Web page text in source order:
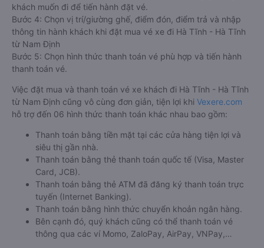
khách muốn đi để tiến hành đặt vé.
Bước 4: Chọn vị trí/giường ghế, điểm đón, điểm trả và nhập
thông tin hành khách khi đặt mua vé xe đi Hà Tĩnh - Hà Tĩnh
từ Nam Định
Bước 5: Chọn hình thức thanh toán vé phù hợp và tiến hành
thanh toán vé.
Việc đặt mua và thanh toán vé xe khách đi Hà Tĩnh - Hà Tĩnh
từ Nam Định cũng vô cùng đơn giản, tiện lợi khi Vexere.com
hỗ trợ đến 06 hình thức thanh toán khác nhau bao gồm:
Thanh toán bằng tiền mặt tại các cửa hàng tiện lợi và
siêu thị gần nhà.
Thanh toán bằng thẻ thanh toán quốc tế (Visa, Master
Card, JCB).
Thanh toán bằng thẻ ATM đã đăng ký thanh toán trực
tuyến (Internet Banking).
Thanh toán bằng hình thức chuyển khoản ngân hàng.
Bên cạnh đó, quý khách cũng có thể thanh toán vé
thông qua các ví Momo, ZaloPay, AirPay, VNPay,…